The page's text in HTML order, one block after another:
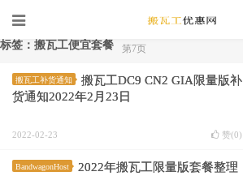
标签：搬瓦工便宜套餐 第7页
搬瓦工补货通知
搬瓦工DC9 CN2 GIA限量版补
货通知2022年2月23日
2022-02-23 赞(0)
BandwagonHost
2022年搬瓦工限量版套餐整理